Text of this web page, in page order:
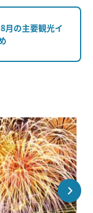
月の主要観光イ